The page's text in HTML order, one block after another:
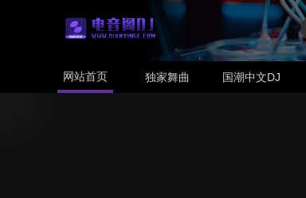
网站首页 独家舞曲 国潮中文DJ